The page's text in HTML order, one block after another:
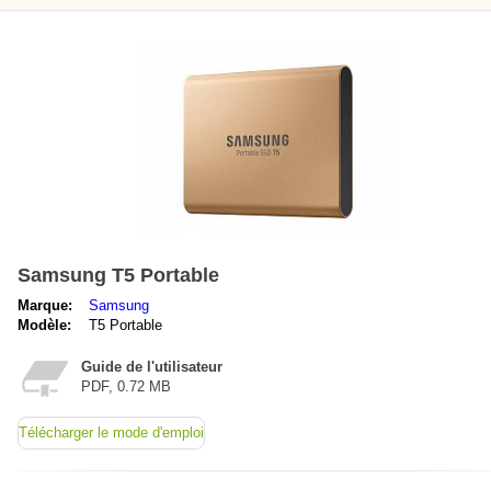
Samsung T5 Portable
Marque:
Samsung
Modèle:
T5 Portable
Guide de l'utilisateur
PDF, 0.72 MB
Télécharger le mode d'emploi